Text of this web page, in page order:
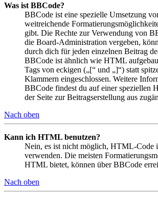
Was ist BBCode?
BBCode ist eine spezielle Umsetzung
weitreichende
gibt. Die Rechte zur Verwendung von
die Board-Administration vergeben,
durch dich für jeden einzelnen Beitrag
BBCode ist ähnlich wie HTML
Tags von eckigen („[“ und „]“) statt
Klammern eingeschlossen. Weitere
BBCode findest du auf einer speziellen
der Seite zur Beitragserstellung aus
Nach oben
Kann ich HTML benutzen?
Nein, es ist nicht möglich, HTML-Code
verwenden. Die meisten
HTML bietet, können über BBCode
Nach oben